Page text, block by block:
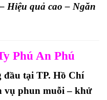
Hiệu quả cao – Ngăn
Phú An Phú
đầu tại TP. Hồ Chí
vụ phun muỗi – khử